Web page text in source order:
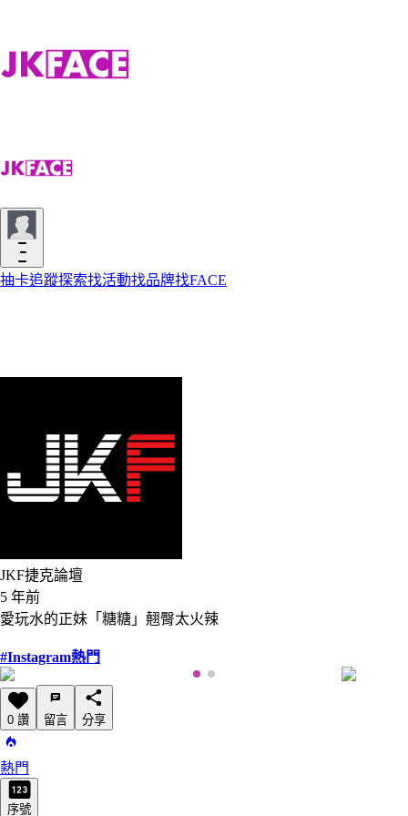
抽卡追蹤探索找活動找品牌找FACE
JKF捷克論壇
5 年前
愛玩水的正妹「糖糖」翹臀太火辣
#Instagram熱門
0 讚 留言 分享
熱門
序號